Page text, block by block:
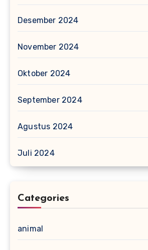
Desember 2024
November 2024
Oktober 2024
September 2024
Agustus 2024
Juli 2024
Categories
animal